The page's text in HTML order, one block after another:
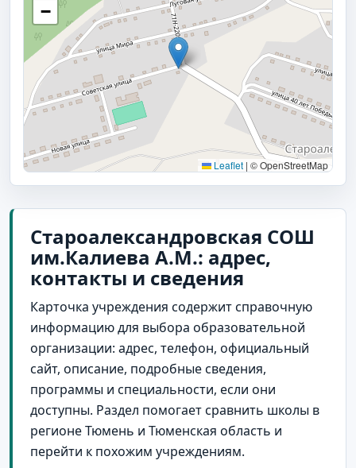
−
Leaflet | © OpenStreetMap
Староалександровская СОШ
им.Калиева А.М.: адрес,
контакты и сведения
Карточка учреждения содержит справочную
информацию для выбора образовательной
организации: адрес, телефон, официальный
сайт, описание, подробные сведения,
программы и специальности, если они
доступны. Раздел помогает сравнить школы в
регионе Тюмень и Тюменская область и
перейти к похожим учреждениям.